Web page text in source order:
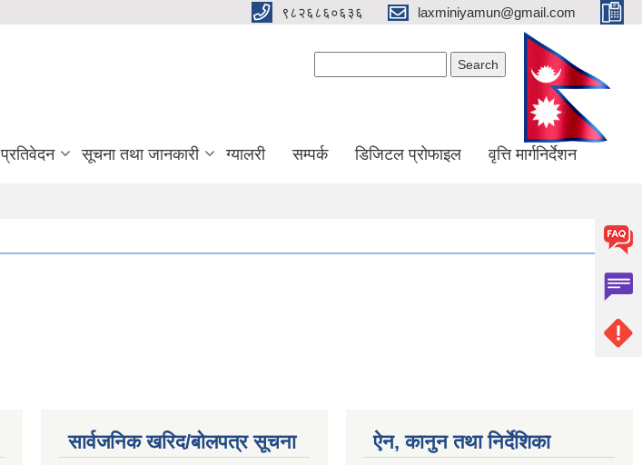
९८२६८६०६३६ laxminiyamun@gmail.com
प्रतिवेदन सूचना तथा जानकारी ग्यालरी सम्पर्क डिजिटल प्रोफाइल वृत्ति मार्गनिर्देशन
सार्वजनिक खरिद/बोलपत्र सूचना ऐन, कानुन तथा निर्देशिका